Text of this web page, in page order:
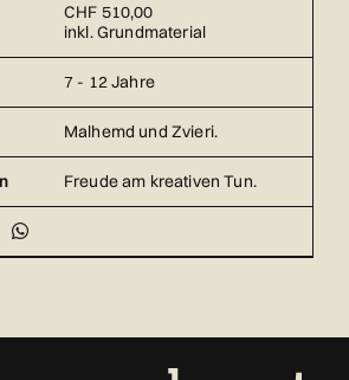
CHF 510,00
inkl. Grundmaterial
7 - 12 Jahre
Malhemd und Zvieri.
Freude am kreativen Tun.